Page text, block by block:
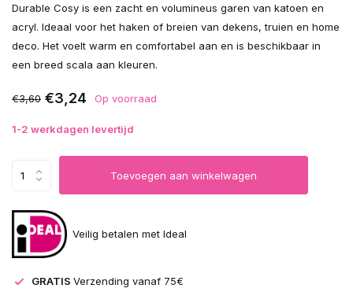
Durable Cosy is een zacht en volumineus garen van katoen en
acryl. Ideaal voor het haken of breien van dekens, truien en home
deco. Het voelt warm en comfortabel aan en is beschikbaar in
een breed scala aan kleuren.
€3,60 €3,24 Op voorraad
1-2 werkdagen levertijd
Toevoegen aan winkelwagen
Veilig betalen met Ideal
GRATIS Verzending vanaf 75€